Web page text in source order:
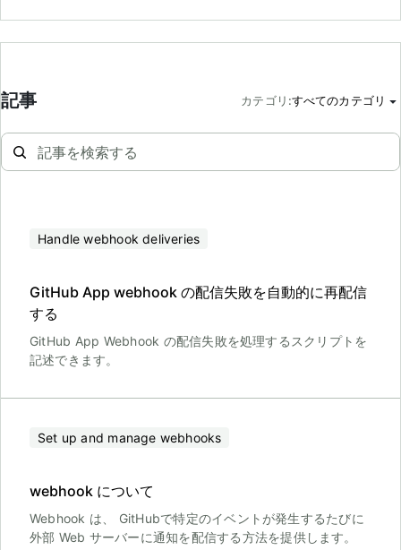
記事 カテゴリ :すべてのカテゴリ
Handle webhook deliveries
GitHub App webhook の配信失敗を自動的に再配信
する
GitHub App Webhook の配信失敗を処理するスクリプトを
記述できます。
Set up and manage webhooks
webhook について
Webhook は、 GitHubで特定のイベントが発生するたびに
外部 Web サーバーに通知を配信する方法を提供します。